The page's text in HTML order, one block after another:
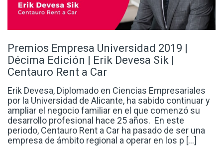
Premios Empresa Universidad 2019 |
Décima Edición | Erik Devesa Sik |
Erik Devesa, Diplomado en Ciencias Empresariales
por la Universidad de Alicante, ha sabido continuar y
ampliar el negocio familiar en el que comenzó su
desarrollo profesional hace 25 años. En este
periodo, Centauro Rent a Car ha pasado de ser una
empresa de ámbito regional a operar en los p [...]
SEGUIR LEYENDO